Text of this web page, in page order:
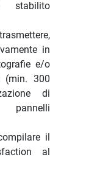
stabilito
in
e/o
(min. 300
di
il
al